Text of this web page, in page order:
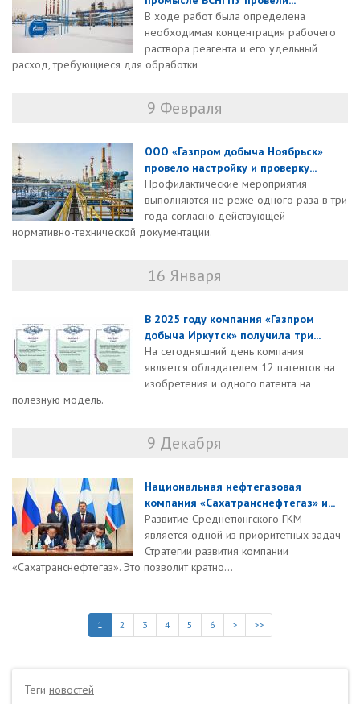
В ходе работ была определена
необходимая концентрация рабочего
раствора реагента и его удельный
расход, требующиеся для обработки
9 Февраля
ООО «Газпром добыча Ноябрьск»
провело настройку и проверку...
Профилактические мероприятия
выполняются не реже одного раза в три
года согласно действующей
нормативно-технической документации.
16 Января
В 2025 году компания «Газпром
добыча Иркутск» получила три...
На сегодняшний день компания
является обладателем 12 патентов на
изобретения и одного патента на
полезную модель.
9 Декабря
Национальная нефтегазовая
компания «Сахатранснефтегаз» и...
Развитие Среднетюнгского ГКМ
является одной из приоритетных задач
Стратегии развития компании
«Сахатранснефтегаз». Это позволит кратно...
1 2 3 4 5 6 > >>
Теги новостей